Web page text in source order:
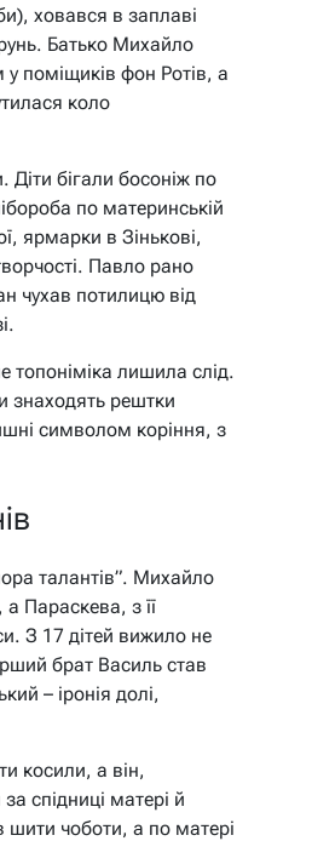
ховався в заплаві
Батько Михайло
поміщиків фон Ротів, а
коло
бігали босоніж по
по материнській
ярмарки в Зінькові,
Павло рано
чухав потилицю від
топоніміка лишила слід.
знаходять рештки
символом коріння, з
талантів”. Михайло
Параскева, з її
З 17 дітей вижило не
брат Василь став
– іронія долі,
косили, а він,
спідниці матері й
чоботи, а по матері